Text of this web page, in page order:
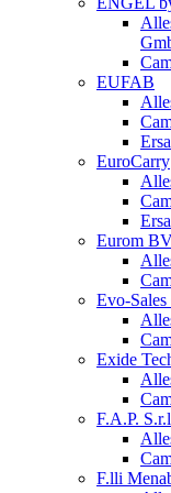
EUFAB
EuroCarry
Eurom
Evo-
Exide
F.A.P.
F.lli